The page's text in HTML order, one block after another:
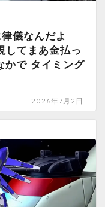
儀なんだよ
してまあ金払っ
かで タイミング
2026年7月2日